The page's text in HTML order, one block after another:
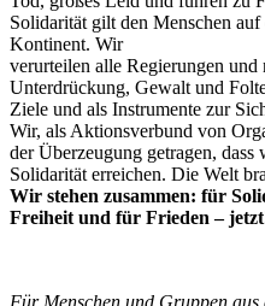
Solidarität gilt den Menschen
Kontinent. Wir
verurteilen alle Regierungen
Unterdrückung, Gewalt und
Ziele und als Instrumente zur
Wir, als Aktionsverbund von
der Überzeugung getragen,
Solidarität erreichen. Die Welt
Wir stehen zusammen: für
Freiheit und für Frieden –
Für Menschen und Gruppen